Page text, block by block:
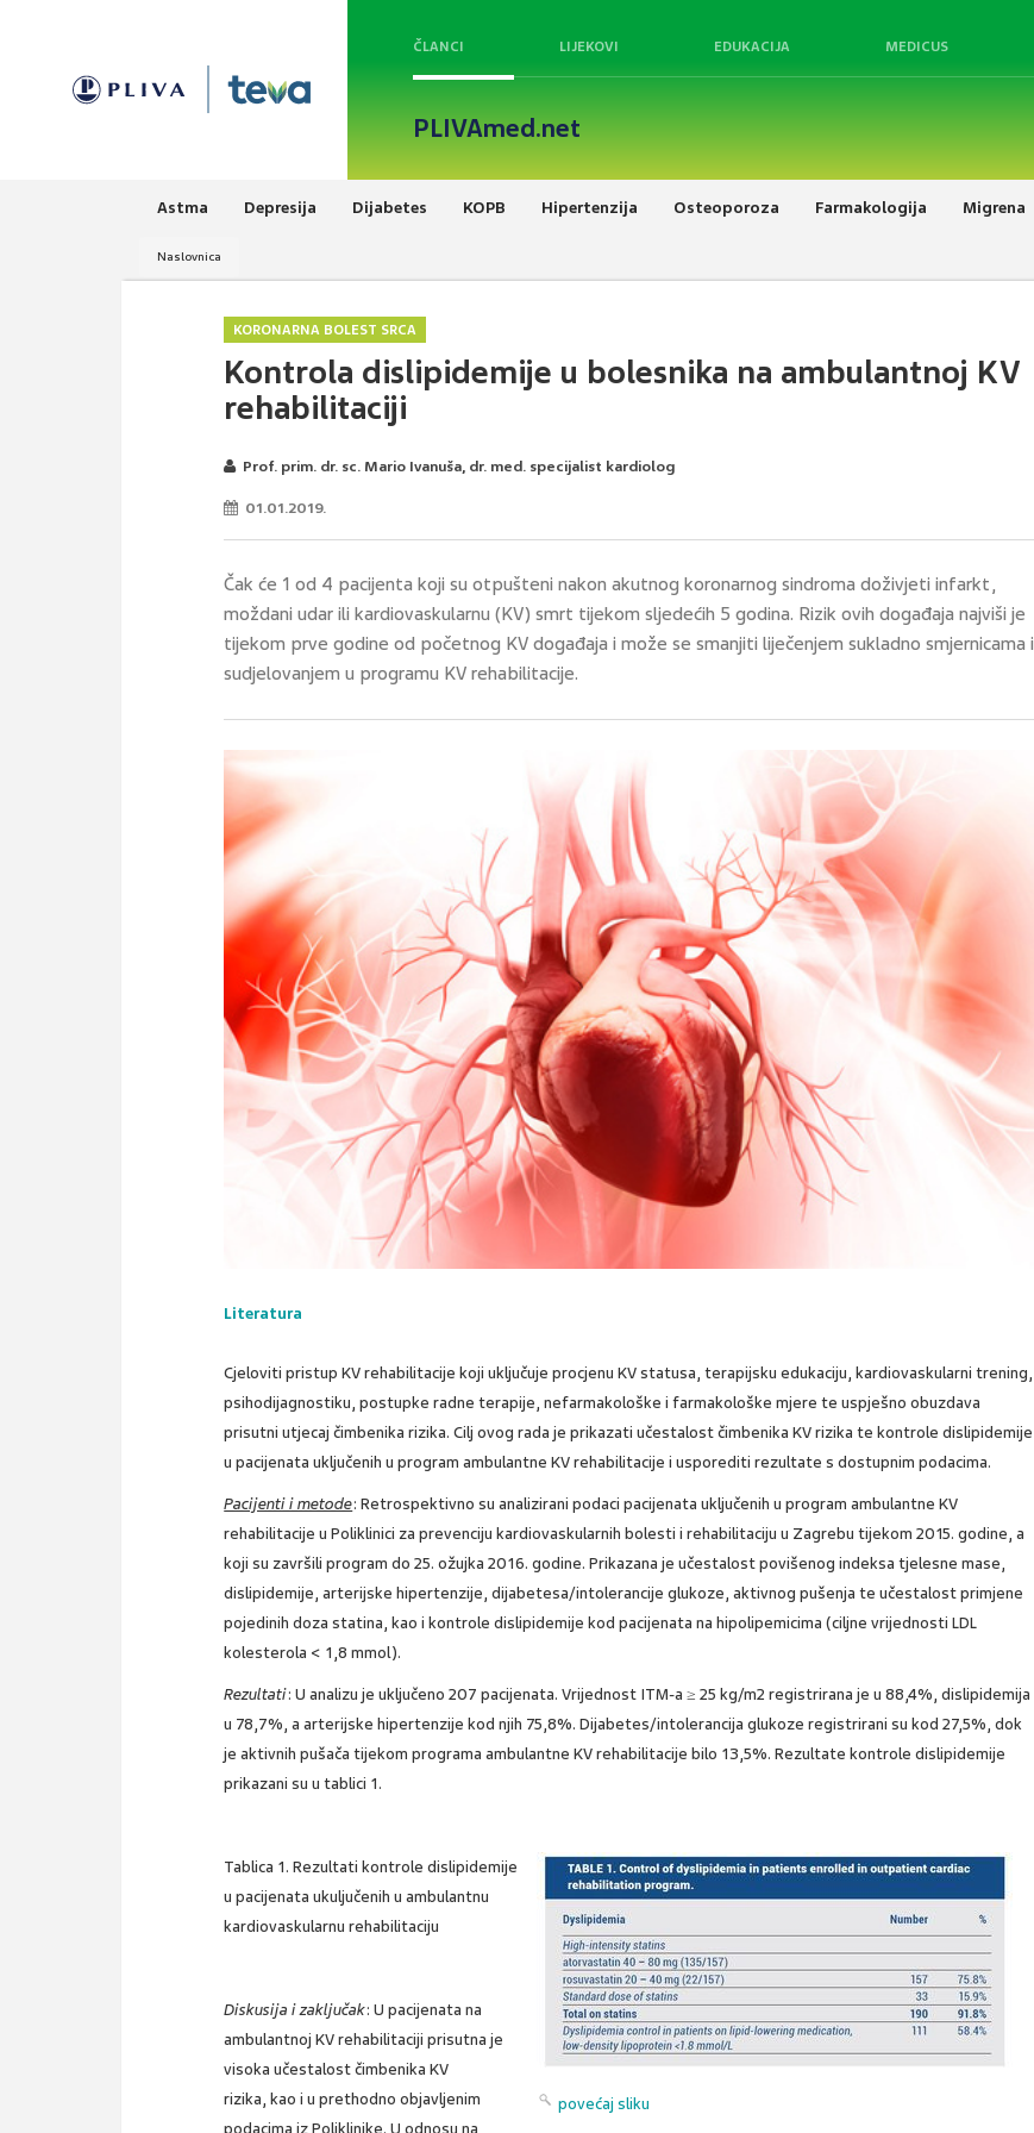
ČLANCI LIJEKOVI EDUKACIJA MEDICUS
PLIVAmed.net
Astma Depresija Dijabetes KOPB Hipertenzija Osteoporoza Farmakologija Migrena
Naslovnica
KORONARNA BOLEST SRCA
Kontrola dislipidemije u bolesnika na ambulantnoj KV
rehabilitaciji
Prof. prim. dr. sc. Mario Ivanuša, dr. med. specijalist kardiolog
01.01.2019.
Čak će 1 od 4 pacijenta koji su otpušteni nakon akutnog koronarnog sindroma doživjeti infarkt,
moždani udar ili kardiovaskularnu (KV) smrt tijekom sljedećih 5 godina. Rizik ovih događaja najviši je
tijekom prve godine od početnog KV događaja i može se smanjiti liječenjem sukladno smjernicama i
sudjelovanjem u programu KV rehabilitacije.
Literatura
Cjeloviti pristup KV rehabilitacije koji uključuje procjenu KV statusa, terapijsku edukaciju, kardiovaskularni trening,
psihodijagnostiku, postupke radne terapije, nefarmakološke i farmakološke mjere te uspješno obuzdava
prisutni utjecaj čimbenika rizika. Cilj ovog rada je prikazati učestalost čimbenika KV rizika te kontrole dislipidemije
u pacijenata uključenih u program ambulantne KV rehabilitacije i usporediti rezultate s dostupnim podacima.
Pacijenti i metode: Retrospektivno su analizirani podaci pacijenata uključenih u program ambulantne KV
rehabilitacije u Poliklinici za prevenciju kardiovaskularnih bolesti i rehabilitaciju u Zagrebu tijekom 2015. godine, a
koji su završili program do 25. ožujka 2016. godine. Prikazana je učestalost povišenog indeksa tjelesne mase,
dislipidemije, arterijske hipertenzije, dijabetesa/intolerancije glukoze, aktivnog pušenja te učestalost primjene
pojedinih doza statina, kao i kontrole dislipidemije kod pacijenata na hipolipemicima (ciljne vrijednosti LDL
kolesterola < 1,8 mmol).
Rezultati: U analizu je uključeno 207 pacijenata. Vrijednost ITM-a ≥ 25 kg/m2 registrirana je u 88,4%, dislipidemija
u 78,7%, a arterijske hipertenzije kod njih 75,8%. Dijabetes/intolerancija glukoze registrirani su kod 27,5%, dok
je aktivnih pušača tijekom programa ambulantne KV rehabilitacije bilo 13,5%. Rezultate kontrole dislipidemije
prikazani su u tablici 1.
povećaj sliku
Tablica 1. Rezultati kontrole dislipidemije
u pacijenata ukuljučenih u ambulantnu
kardiovaskularnu rehabilitaciju
Diskusija i zaključak: U pacijenata na
ambulantnoj KV rehabilitaciji prisutna je
visoka učestalost čimbenika KV
rizika, kao i u prethodno objavljenim